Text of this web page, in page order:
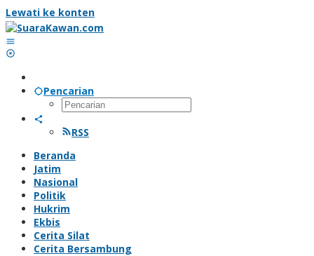
Lewati ke konten
Pencarian
RSS
Beranda
Jatim
Nasional
Politik
Hukrim
Ekbis
Cerita Silat
Cerita Bersambung